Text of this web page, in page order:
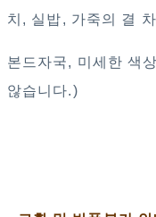
치, 실밥, 가죽의 결
본드자국, 미세한 색
않습니다.)